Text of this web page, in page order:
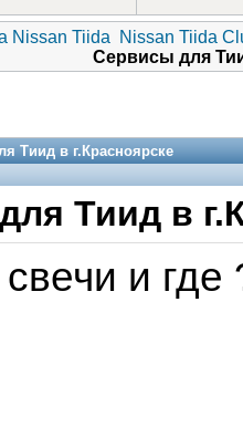
Nissan Tiida
Nissan Tiida
Сервисы для
Тиид в г.Красноярске
Тиид в
и где